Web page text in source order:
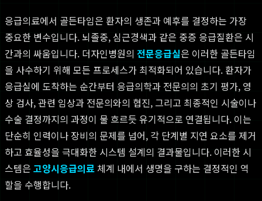
응급의료에서 골든타임은 환자의 생존과 예후를 결정하는 가장
중요한 변수입니다. 뇌졸중, 심근경색과 같은 중증 응급질환은 시
간과의 싸움입니다. 더자인병원의 전문응급실은 이러한 골든타임
을 사수하기 위해 모든 프로세스가 최적화되어 있습니다. 환자가
응급실에 도착하는 순간부터 응급의학과 전문의의 초기 평가, 영
상 검사, 관련 임상과 전문의와의 협진, 그리고 최종적인 시술이나
수술 결정까지의 과정이 물 흐르듯 유기적으로 연결됩니다. 이는
단순히 인력이나 장비의 문제를 넘어, 각 단계별 지연 요소를 제거
하고 효율성을 극대화한 시스템 설계의 결과물입니다. 이러한 시
스템은 고양시응급의료 체계 내에서 생명을 구하는 결정적인 역
할을 수행합니다.